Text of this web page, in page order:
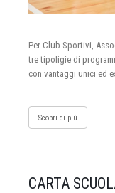
Per Club Sportivi,
tre tipoligie di
con vantaggi unici ed
Scopri di più
CARTA